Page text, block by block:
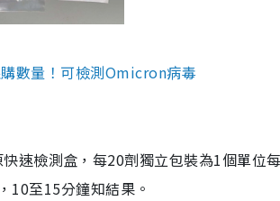
數量！可檢測Omicron病毒
速檢測盒，每20劑獨立包裝為1個單位
10至15分鐘知結果。